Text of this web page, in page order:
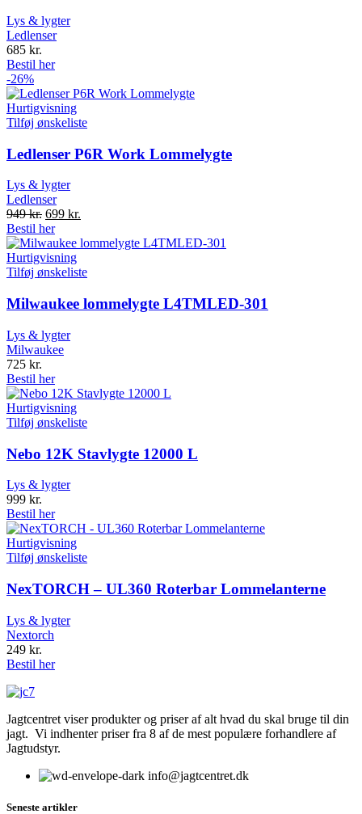
Lys & lygter
Ledlenser
685 kr.
Bestil her
-26%
Hurtigvisning
Tilføj ønskeliste
Ledlenser P6R Work Lommelygte
Lys & lygter
Ledlenser
949kr. Original
price
was:
949 kr..
699 kr.
is:
Bestil her
Hurtigvisning
Tilføj ønskeliste
Milwaukee lommelygte L4TMLED-301
Lys & lygter
Milwaukee
725 kr.
Bestil her
Hurtigvisning
Tilføj ønskeliste
Nebo 12K Stavlygte 12000 L
Lys & lygter
999 kr.
Bestil her
Hurtigvisning
Tilføj ønskeliste
NexTORCH – UL360 Roterbar Lommelanterne
Lys & lygter
Nextorch
249 kr.
Bestil her
Jagtcentret viser produkter og priser af alt hvad du skal bruge til din
jagt. Vi indhenter priser fra 8 af de mest populære forhandlere af
Jagtudstyr.
info@jagtcentret.dk
Seneste artikler